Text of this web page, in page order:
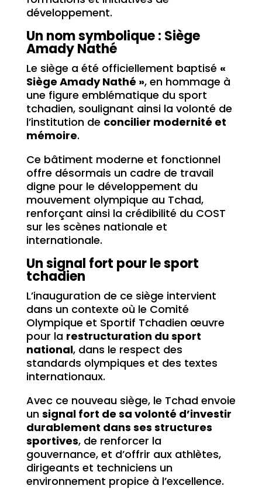
développement.
Un nom symbolique : Siège
Amady Nathé
Le siège a été officiellement baptisé «
Siège Amady Nathé », en hommage à
une figure emblématique du sport
tchadien, soulignant ainsi la volonté de
l’institution de concilier modernité et
mémoire.
Ce bâtiment moderne et fonctionnel
offre désormais un cadre de travail
digne pour le développement du
mouvement olympique au Tchad,
renforçant ainsi la crédibilité du COST
sur les scènes nationale et
internationale.
Un signal fort pour le sport
tchadien
L’inauguration de ce siège intervient
dans un contexte où le Comité
Olympique et Sportif Tchadien œuvre
pour la restructuration du sport
national, dans le respect des
standards olympiques et des textes
internationaux.
Avec ce nouveau siège, le Tchad envoie
un signal fort de sa volonté d’investir
durablement dans ses structures
sportives, de renforcer la
gouvernance, et d’offrir aux athlètes,
dirigeants et techniciens un
environnement propice à l’excellence.